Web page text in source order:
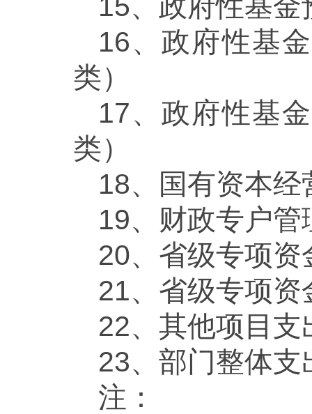
16、政府性基
类）
17、政府性基
类）
18、国有资本
19、财政专户
20、省级专项资
21、省级专项资
22、其他项目支
23、部门整体支
注：